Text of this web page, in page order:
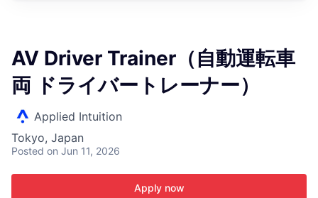
AV Driver Trainer（自動運転車
両 ドライバートレーナー）
Applied Intuition
Tokyo, Japan
Posted on Jun 11, 2026
Apply now